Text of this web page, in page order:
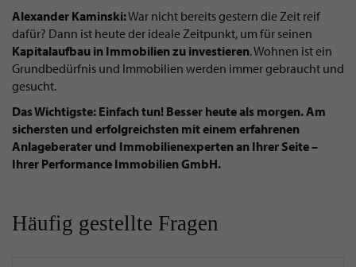
Alexander Kaminski:War nicht bereits gestern die Zeit reif
dafür? Dann ist heute der ideale Zeitpunkt, um für seinen
Kapitalaufbau in Immobilien zu investieren. Wohnen ist ein
Grundbedürfnis und Immobilien werden immer gebraucht und
gesucht.
Das Wichtigste: Einfach tun! Besser heute als morgen. Am
sichersten und erfolgreichsten mit einem erfahrenen
Anlageberater und Immobilienexperten an Ihrer Seite –
Ihrer Performance Immobilien GmbH.
Häufig gestellte Fragen